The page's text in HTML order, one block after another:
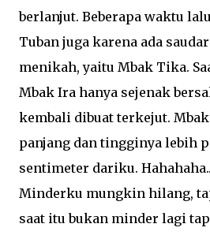
berlanjut. Beberapa waktu
Tuban juga karena ada
menikah, yaitu Mbak Tika.
Mbak Ira hanya sejenak
kembali dibuat terkejut.
panjang dan tingginya lebih
sentimeter dariku.
Minderku mungkin hilang,
saat itu bukan minder lagi